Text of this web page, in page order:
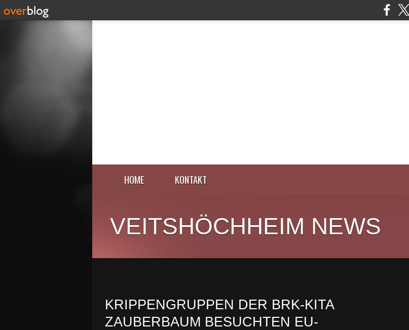
HOME KONTAKT
VEITSHÖCHHEIM NEWS
KRIPPENGRUPPEN DER BRK-KITA
ZAUBERBAUM BESUCHTEN EU-